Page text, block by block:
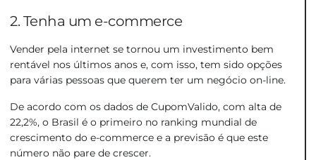
2. Tenha um e-commerce
Vender pela internet se tornou um investimento bem
rentável nos últimos anos e, com isso, tem sido opções
para várias pessoas que querem ter um negócio on-line.
De acordo com os dados de CupomValido, com alta de
22,2%, o Brasil é o primeiro no ranking mundial de
crescimento do e-commerce e a previsão é que este
número não pare de crescer.